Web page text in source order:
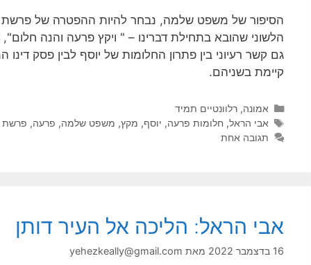
הסיפור של משפט שלמה, נבחר להיות ההפטרה של פרשת
הלשוני שהובא בתחילת דברינו – " ויקץ פרעה והנה
גם קשר רעיוני בין פתרון החלומות של יוסף לבין פסק
קיימת בשניהם.
קטגוריות
אמונה, רלוונטיים תמיד
תגיות
אבי הראל, חלומות פרעה, יוסף, מקץ, משפט שלמה, פרעה, פרשת
תגובה אחת
אבי הראל: הליכה אל העיר דותן
16 בדצמבר 2022 מאת yehezkeally@gmail.com